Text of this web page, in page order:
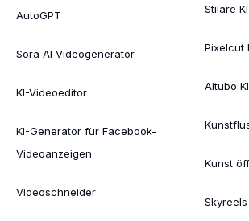
AutoGPT
Sora AI Videogenerator
KI-Videoeditor
KI-Generator für Facebook-
Videoanzeigen
Videoschneider
Stilare KI
Pixelcut
Aitubo KI
Kunst
Skyreels